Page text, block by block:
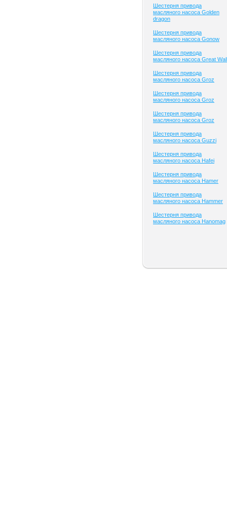
Шестерня привода
масляного насоса Golden
dragon
Шестерня привода
масляного насоса Gonow
Шестерня привода
масляного насоса Great Wall
Шестерня привода
масляного насоса Groz
Шестерня привода
масляного насоса Groz
Шестерня привода
масляного насоса Groz
Шестерня привода
масляного насоса Guzzi
Шестерня привода
масляного насоса Hafei
Шестерня привода
масляного насоса Hamer
Шестерня привода
масляного насоса Hammer
Шестерня привода
масляного насоса Hanomag